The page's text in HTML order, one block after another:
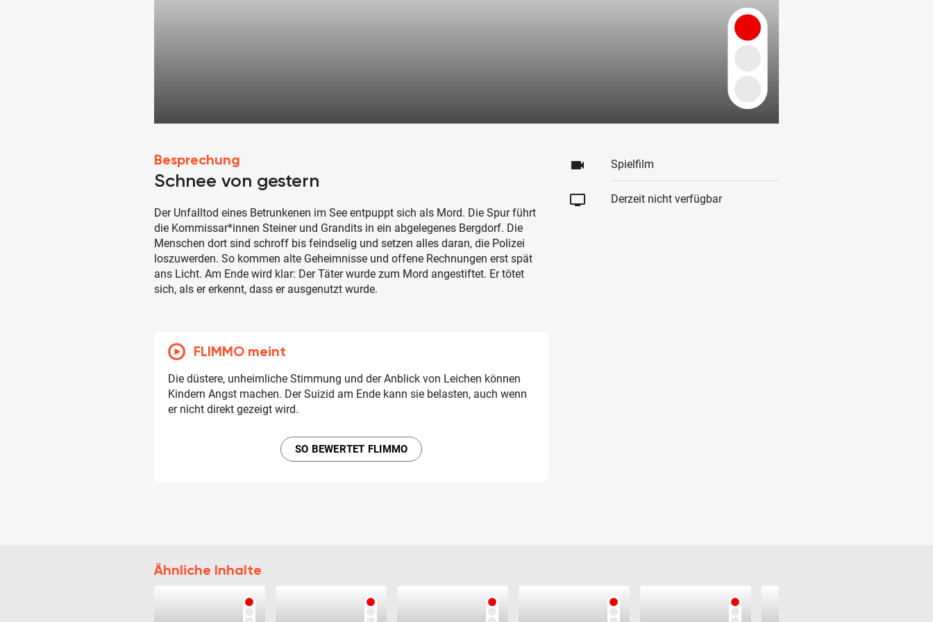
Besprechung
Schnee von gestern
Der Unfalltod eines Betrunkenen im See entpuppt sich als Mord. Die Spur führt
die Kommissar*innen Steiner und Grandits in ein abgelegenes Bergdorf. Die
Menschen dort sind schroff bis feindselig und setzen alles daran, die Polizei
loszuwerden. So kommen alte Geheimnisse und offene Rechnungen erst spät
ans Licht. Am Ende wird klar: Der Täter wurde zum Mord angestiftet. Er tötet
sich, als er erkennt, dass er ausgenutzt wurde.
FLIMMO meint
Die düstere, unheimliche Stimmung und der Anblick von Leichen können
Kindern Angst machen. Der Suizid am Ende kann sie belasten, auch wenn
er nicht direkt gezeigt wird.
SO BEWERTET FLIMMO
videocam Spielfilm
tv Derzeit nicht verfügbar
Ähnliche Inhalte